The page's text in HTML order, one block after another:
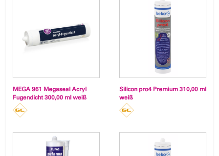
MEGA 961 Megaseal Acryl
Fugendicht 300,00 ml weiß
Silicon pro4 Premium 310,00 ml
weiß